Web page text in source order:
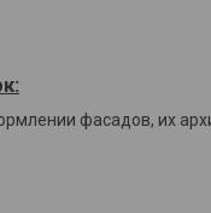
фасадов, их